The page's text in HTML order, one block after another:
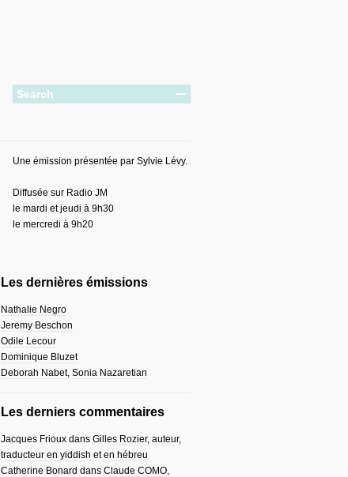
Une émission présentée par Sylvie Lévy.
Diffusée sur Radio JM
le mardi et jeudi à 9h30
le mercredi à 9h20
Les dernières émissions
Nathalie Negro
Jeremy Beschon
Odile Lecour
Dominique Bluzet
Deborah Nabet, Sonia Nazaretian
Les derniers commentaires
Jacques Friouxdans Gilles Rozier, auteur,
traducteur en yiddish et en hébreu
Catherine Bonard dans Claude COMO,